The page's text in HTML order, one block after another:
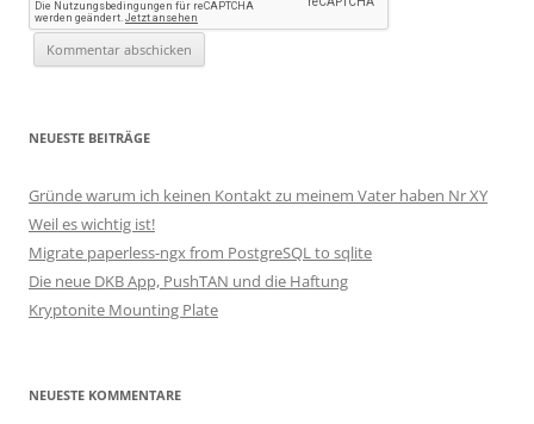
NEUESTE BEITRÄGE
Gründe warum ich keinen Kontakt zu meinem Vater haben Nr XY
Weil es wichtig ist!
Migrate paperless-ngx from PostgreSQL to sqlite
Die neue DKB App, PushTAN und die Haftung
Kryptonite Mounting Plate
NEUESTE KOMMENTARE